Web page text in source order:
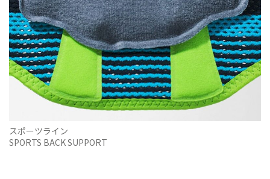
スポーツライン
SPORTS BACK SUPPORT